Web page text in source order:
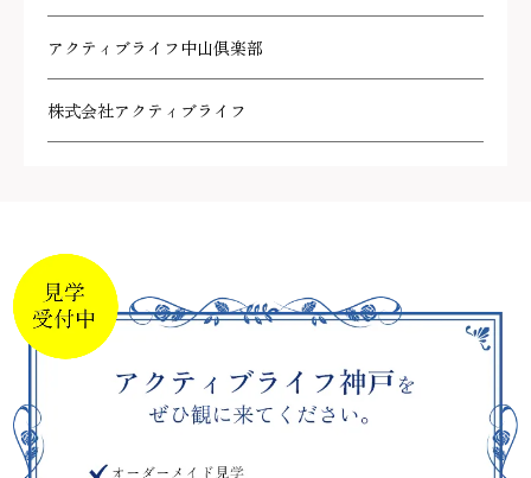
アクティブライフ中山倶楽部
株式会社アクティブライフ